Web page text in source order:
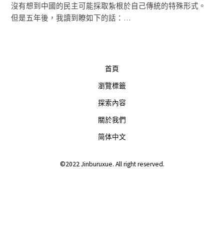
沒有想到中國的民主可能採取紮根於自己傳統的特殊形式。
但是五年後，我讀到瞭如下的話：…
首頁
瀏覽標籤
探索內容
關於我們
简体中文
©2022 Jinburuxue. All right reserved.